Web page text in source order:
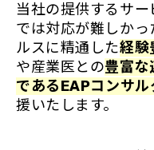
当社の提供するサ
では対応が難しか
ルスに精通した経験
や産業医との豊富な
であるEAPコンサル
援いたします。